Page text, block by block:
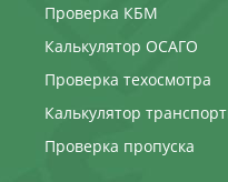
Проверка КБМ
Калькулятор ОСАГО
Проверка техосмотра
Калькулятор
Проверка пропуска